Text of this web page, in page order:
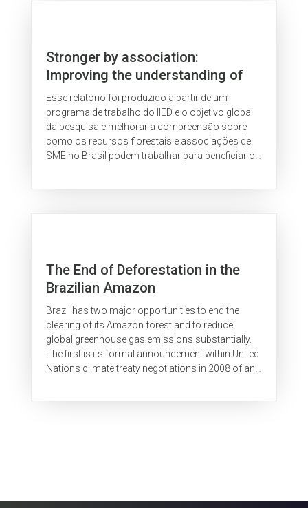
Stronger by association:
Improving the understanding of
how forest-resource based SME
associations in Brazil can benefit
the poor
Esse relatório foi produzido a partir de um
programa de trabalho do IIED e o objetivo global
da pesquisa é melhorar a compreensão sobre
como os recursos florestais e associações de
SME no Brasil podem trabalhar para beneficiar os
The End of Deforestation in the
Brazilian Amazon
Brazil has two major opportunities to end the
clearing of its Amazon forest and to reduce
global greenhouse gas emissions substantially.
The first is its formal announcement within United
Nations climate treaty negotiations in 2008 of an